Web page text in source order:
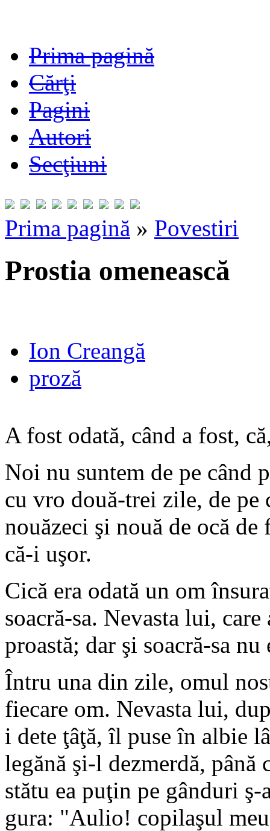
Prima pagină
Cărţi
Pagini
Autori
Secţiuni
Prima pagină » Povestiri
Prostia omenească
Ion Creangă
proză
A fost odată, când a fost,
Noi nu suntem de pe când
cu vro două-trei zile, de pe
nouăzeci şi nouă de ocă
că-i uşor.
Cică era odată un om
soacră-sa. Nevasta lui,
proastă; dar şi soacră-sa
Întru una din zile, omul
fiecare om. Nevasta lui,
i dete ţâţă, îl puse în albie
legănă şi-l dezmerdă,
stătu ea puţin pe gânduri
gura: "Aulio! copilaşul